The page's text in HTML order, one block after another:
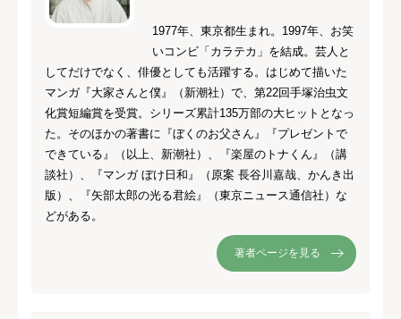
1977年、東京都生まれ。1997年、お笑
いコンビ「カラテカ」を結成。芸人と
してだけでなく、俳優としても活躍する。はじめて描いた
マンガ『大家さんと僕』（新潮社）で、第22回手塚治虫文
化賞短編賞を受賞。シリーズ累計135万部の大ヒットとなっ
た。そのほかの著書に『ぼくのお父さん』『プレゼントで
できている』（以上、新潮社）、『楽屋のトナくん』（講
談社）、『マンガ ぼけ日和』（原案 長谷川嘉哉、かんき出
版）、『矢部太郎の光る君絵』（東京ニュース通信社）な
どがある。
著者ページを見る